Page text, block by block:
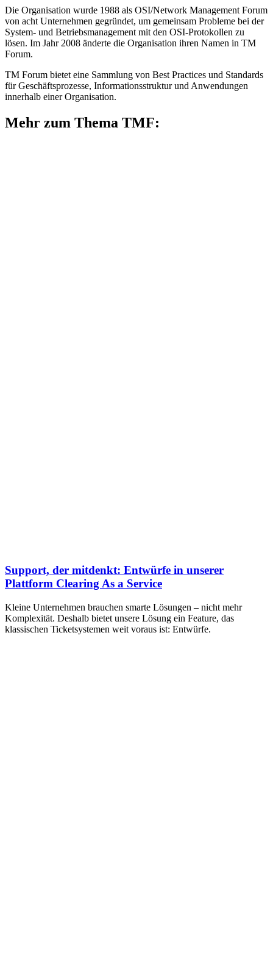
Die Organisation wurde 1988 als OSI/Network Management Forum
von acht Unternehmen gegründet, um gemeinsam Probleme bei der
System- und Betriebsmanagement mit den OSI-Protokollen zu
lösen. Im Jahr 2008 änderte die Organisation ihren Namen in TM
Forum.
TM Forum bietet eine Sammlung von Best Practices und Standards
für Geschäftsprozesse, Informationsstruktur und Anwendungen
innerhalb einer Organisation.
Mehr zum Thema TMF:
Support, der mitdenkt: Entwürfe in unserer
Plattform Clearing As a Service
Kleine Unternehmen brauchen smarte Lösungen – nicht mehr
Komplexität. Deshalb bietet unsere Lösung ein Feature, das
klassischen Ticketsystemen weit voraus ist: Entwürfe.